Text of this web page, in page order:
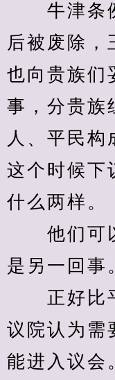
牛津条例
后被废除，
也向贵族们
事，分贵族
人、平民构
这个时候下
什么两样。
他们可以
是另一回事
正好比平
议院认为需
能进入议会